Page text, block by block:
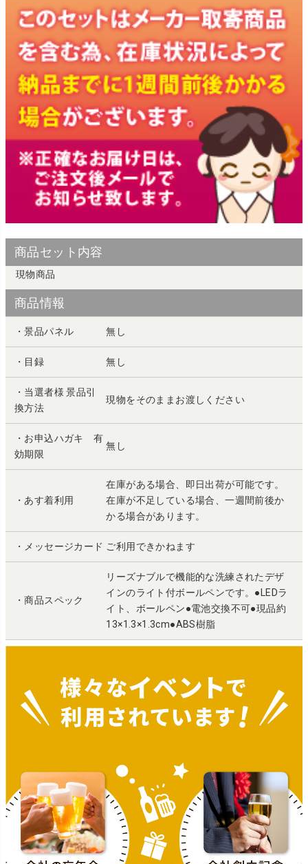
商品セット内容
現物商品
商品情報
・景品パネル 無し
・目録 無し
・当選者様 景品引
換方法
現物をそのままお渡しください
・お申込ハガキ 有
効期限
無し
・あす着利用
在庫がある場合、即日出荷が可能です。
在庫が不足している場合、一週間前後か
かる場合があります。
・メッセージカード ご利用できかねます
・商品スペック
リーズナブルで機能的な洗練されたデザ
インのライト付ボールペンです。●LEDラ
イト、ボールペン●電池交換不可●現品約
13×1.3×1.3cm●ABS樹脂